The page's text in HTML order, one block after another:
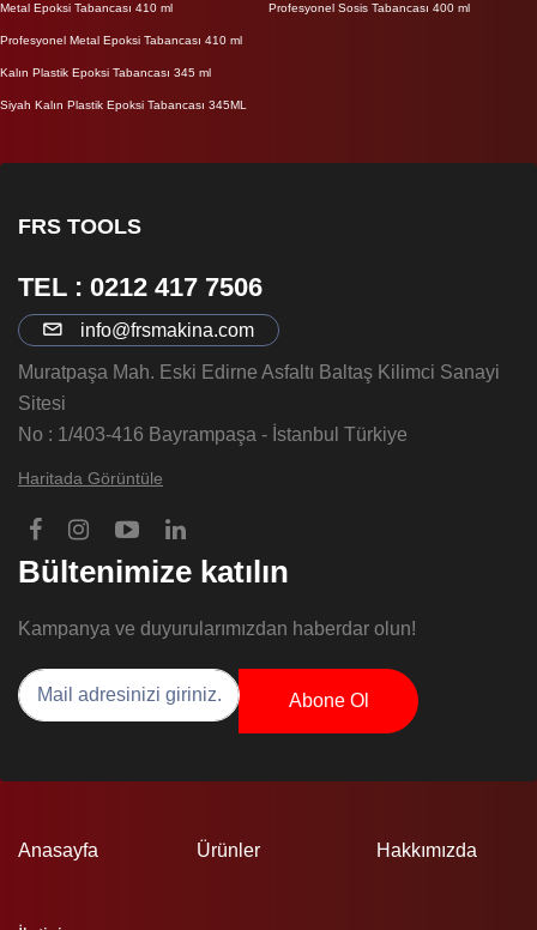
Metal Epoksi Tabancası 410 ml
Profesyonel Metal Epoksi Tabancası 410 ml
Kalın Plastik Epoksi Tabancası 345 ml
Siyah Kalın Plastik Epoksi Tabancası 345ML
Profesyonel Sosis Tabancası 400 ml
FRS TOOLS
TEL : 0212 417 7506
info@frsmakina.com
Muratpaşa Mah. Eski Edirne Asfaltı Baltaş Kilimci Sanayi
Sitesi
No : 1/403-416 Bayrampaşa - İstanbul Türkiye
Haritada Görüntüle
Bültenimize katılın
Kampanya ve duyurularımızdan haberdar olun!
Abone Ol
Anasayfa Ürünler Hakkımızda